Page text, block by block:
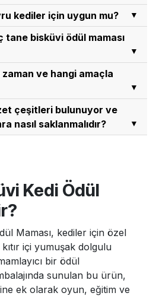
içi yumuşak dolgulu
hem de besleyici bir
B1, B2, B6, B12, D3
sıra; taurin, kalsiyum, çinko
sağlığını destekleyen
kediler için uygun mu?
kediler ve tüm yetişkin
olacak şekilde
sistemi ve çiğneme
aşamasında olan 2
tüketmesi uygun
tane bisküvi ödül maması
bir ek besin olduğu
ve kontrollü şekilde
miktarı olarak yetişkin
yavru kedilere ise 5
zaman ve hangi amaçla
oyun saatlerinde veya
öğrettiğiniz eğitim
bir ödül olarak güvenle
çeşitleri bulunuyor ve
nasıl saklanmalıdır?
tazeliğini koruması için
emin olunmalı, serin ve
edilerek 1 ay içerisinde
Kedi Ödül
Maması, kediler için özel
içi yumuşak dolgulu
bir ödül
sunulan bu ürün,
ek olarak oyun, eğitim ve